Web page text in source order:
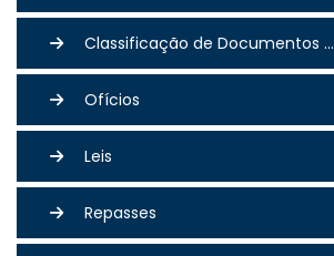
Classificação de Documentos ...
Ofícios
Leis
Repasses